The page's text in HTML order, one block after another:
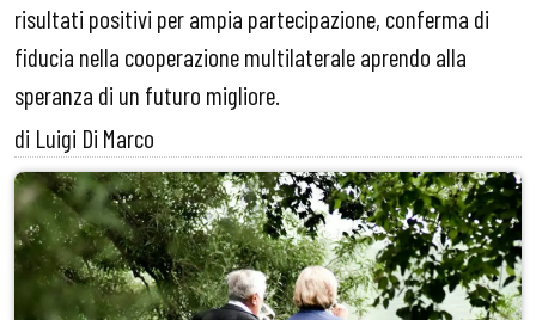
risultati positivi per ampia partecipazione, conferma di
fiducia nella cooperazione multilaterale aprendo alla
speranza di un futuro migliore.
di Luigi Di Marco